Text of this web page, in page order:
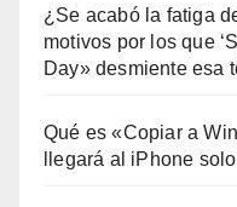
¿Se acabó la fatiga
motivos por los que
Day» desmiente esa
Qué es «Copiar a
llegará al iPhone